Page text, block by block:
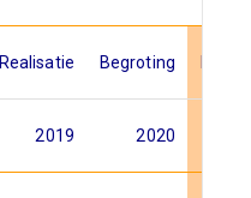
Realisatie Begroting
2019 2020